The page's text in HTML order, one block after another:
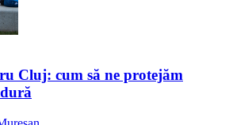
Cluj: cum să ne protejăm